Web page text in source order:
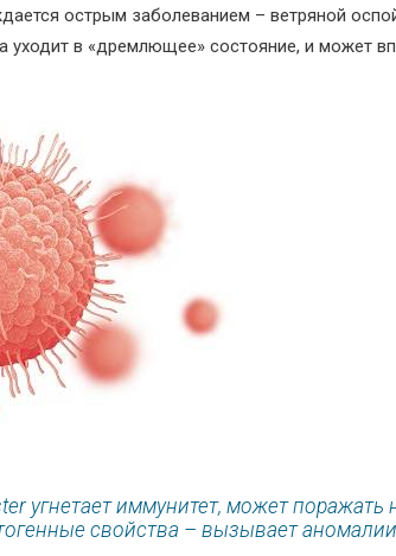
острым заболеванием – ветряной
уходит в «дремлющее» состояние, и может
угнетает иммунитет, может поражать
свойства – вызывает